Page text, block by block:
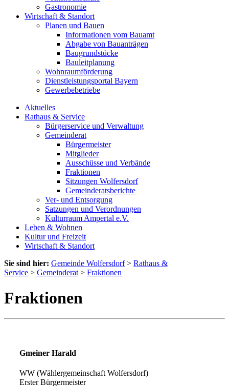
Gastronomie
Wirtschaft & Standort
Planen und Bauen
Informationen vom Bauamt
Abgabe von Bauanträgen
Baugrundstücke
Bauleitplanung
Wohnraumförderung
Dienstleistungsportal Bayern
Gewerbebetriebe
Aktuelles
Rathaus & Service
Bürgerservice und Verwaltung
Gemeinderat
Bürgermeister
Mitglieder
Ausschüsse und Verbände
Fraktionen
Sitzungen Wolfersdorf
Gemeinderatsberichte
Ver- und Entsorgung
Satzungen und Verordnungen
Kulturraum Ampertal e.V.
Leben & Wohnen
Kultur und Freizeit
Wirtschaft & Standort
Sie sind hier: Gemeinde Wolfersdorf> Rathaus &
Service > Gemeinderat > Fraktionen
Fraktionen
Gmeiner Harald
WW (Wählergemeinschaft Wolfersdorf)
Erster Bürgermeister